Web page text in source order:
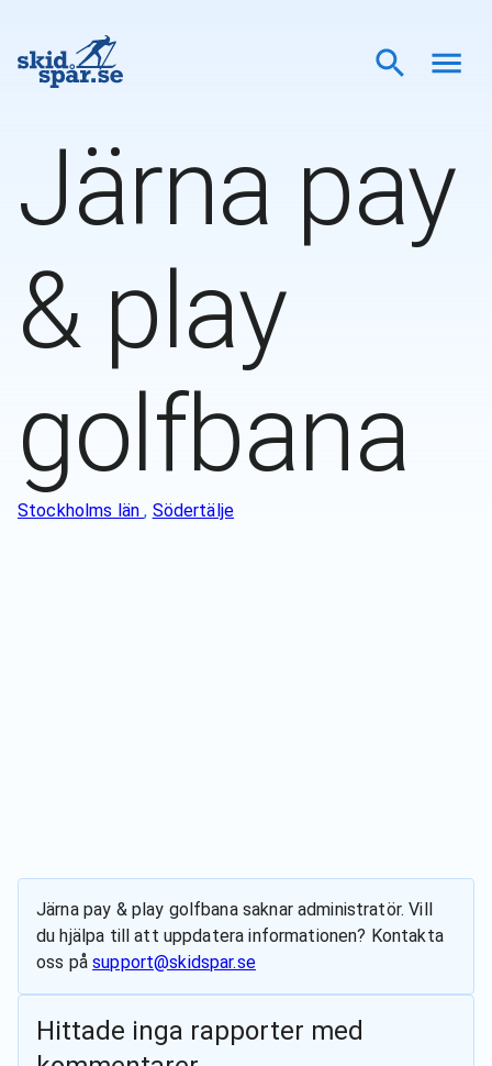
Järna pay
& play
golfbana
Stockholms län, Södertälje
Järna pay & play golfbanasaknar administratör. Vill
du hjälpa till att uppdatera informationen? Kontakta
oss på support@skidspar.se
Hittade inga rapporter med